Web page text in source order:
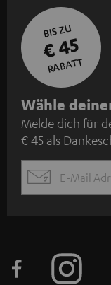
BIS ZU
€ 45
RABATT
N
e
w
s
l
e
Wähle
Melde dich für
€ 45 als
EMAIL